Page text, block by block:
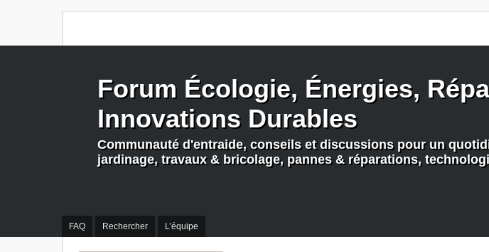
FAQ Rechercher L’équipe
Forum Écologie, Énergies,
Innovations Durables
Communauté d'entraide, conseils et discussions pour un
jardinage, travaux & bricolage, pannes & réparations,